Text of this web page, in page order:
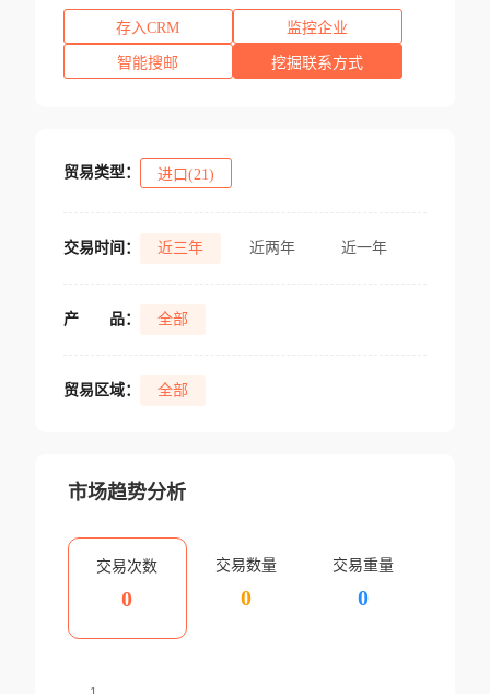
存入CRM 监控企业
智能搜邮 挖掘联系方式
贸易类型： 进口(21)
交易时间： 近三年 近两年 近一年
产 品： 全部
贸易区域： 全部
市场趋势分析
交易次数
0
交易数量
0
交易重量
0